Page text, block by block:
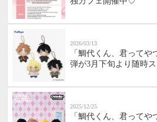
2026/03/13
「鯛代くん、君って
弾が3月下旬より随時
2025/12/25
「鯛代くん、君って